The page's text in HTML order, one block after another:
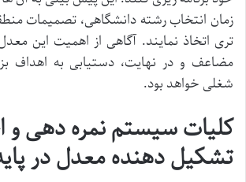
زمان انتخاب رشته دانشگاهی، تصمیمات
تری اتخاذ نمایند. آگاهی از اهمیت این
مضاعف و در نهایت، دستیابی به اهداف
شغلی خواهد بود.
کلیات سیستم نمره دهی و
تشکیل دهنده معدل در